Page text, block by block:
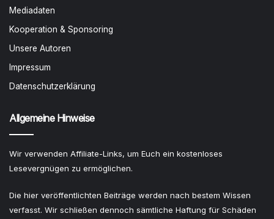
Mediadaten
Kooperation & Sponsoring
Unsere Autoren
Impressum
Datenschutzerklärung
Allgemeine Hinweise
Wir verwenden Affiliate-Links, um Euch ein kostenloses
Lesevergnügen zu ermöglichen.
Die hier veröffentlichten Beiträge werden nach bestem Wissen
verfasst. Wir schließen dennoch sämtliche Haftung für Schäden